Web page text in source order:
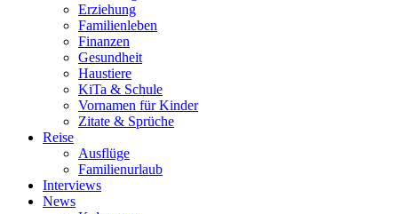
Erziehung
Familienleben
Finanzen
Gesundheit
Haustiere
KiTa & Schule
Vornamen für Kinder
Zitate & Sprüche
Reise
Ausflüge
Familienurlaub
Interviews
News